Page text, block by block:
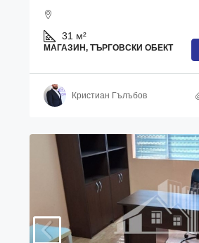
31 м²
МАГАЗИН, ТЪРГОВСКИ ОБЕКТ
Кристиан Гълъбов